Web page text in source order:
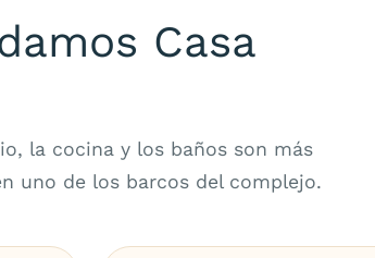
Casa
la cocina y los baños son más
uno de los barcos del complejo.